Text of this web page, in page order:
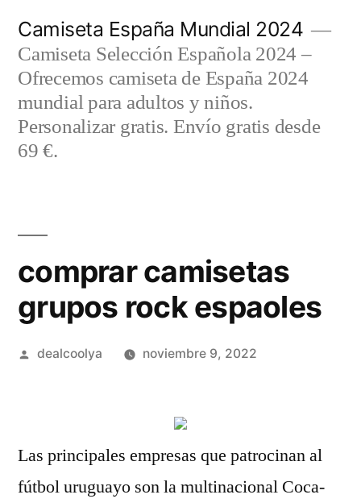
contenido
Camiseta España Mundial 2024
Camiseta Selección Española 2024 –
Ofrecemos camiseta de España 2024
mundial para adultos y niños.
Personalizar gratis. Envío gratis desde
69 €.
comprar camisetas
grupos rock espaoles
Publicado
dealcoolya noviembre 9, 2022
Las principales empresas que patrocinan al
fútbol uruguayo son la multinacional Coca-